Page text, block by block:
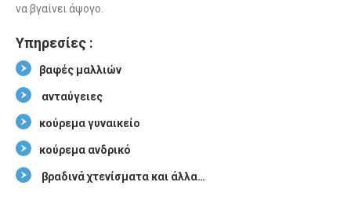
να βγαίνει άψογο.
Υπηρεσίες :
βαφές μαλλιών
ανταύγειες
κούρεμα γυναικείο
κούρεμα ανδρικό
βραδινά χτενίσματα και άλλα…